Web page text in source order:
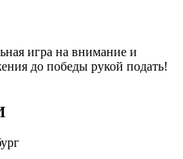
игра на внимание и
до победы рукой подать!